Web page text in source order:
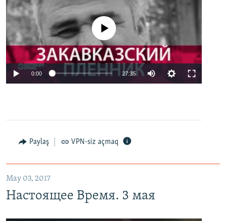
No media source currently available
0:00 27:35
Paylaş VPN-siz açmaq
May 03, 2017
Настоящее Время. 3 мая